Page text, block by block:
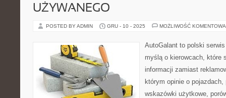
UŻYWANEGO
POSTED BY ADMIN GRU - 10 - 2025 MOŻLIWOŚĆ
AutoGalant to polski
myślą o kierowcach, które
informacji zamiast
którym opinie o
wskazówki użytkowe,